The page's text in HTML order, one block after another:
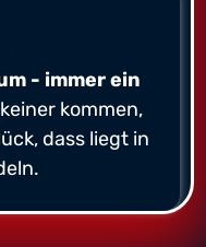
- immer ein
kommen,
dass liegt in